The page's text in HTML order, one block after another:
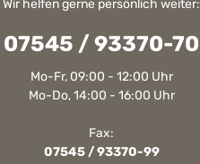
Wir helfen gerne persönlich weiter:
07545 / 93370-70
Mo-Fr, 09:00 - 12:00 Uhr
Mo-Do, 14:00 - 16:00 Uhr
Fax:
07545 / 93370-99